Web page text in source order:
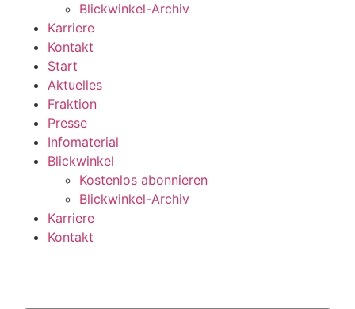
Blickwinkel-Archiv
Karriere
Kontakt
Start
Aktuelles
Fraktion
Presse
Infomaterial
Blickwinkel
Kostenlos abonnieren
Blickwinkel-Archiv
Karriere
Kontakt